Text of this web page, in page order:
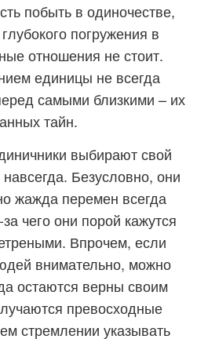
побыть в одиночестве,
погружения в
отношения не стоит.
единицы не всегда
самыми близкими – их
тайн.
выбирают свой
Безусловно, они
жажда перемен всегда
чего они порой кажутся
Впрочем, если
внимательно, можно
остаются верны своим
превосходные
стремлении указывать